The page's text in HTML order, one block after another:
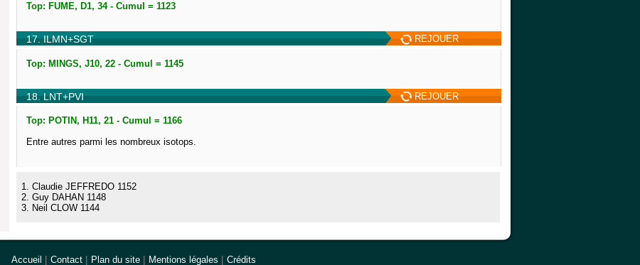
Top: FUME, D1, 34 - Cumul = 1123
17. ILMN+SGT REJOUER
Top: MINGS, J10, 22 - Cumul = 1145
18. LNT+PVI REJOUER
Top: POTIN, H11, 21 - Cumul = 1166
Entre autres parmi les nombreux isotops.
1. Claudie JEFFREDO 1152
2. Guy DAHAN 1148
3. Neil CLOW 1144
Accueil | Contact | Plan du site | Mentions légales | Crédits